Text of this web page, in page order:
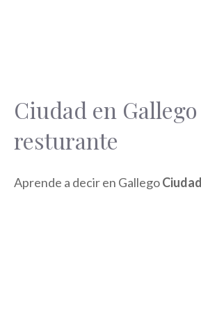
Ciudad en
resturante
Aprende a decir en Gallego